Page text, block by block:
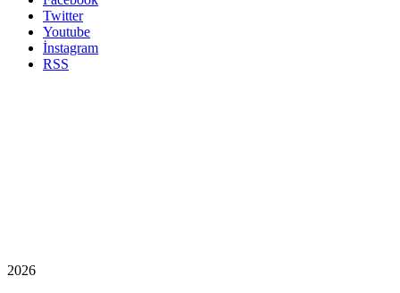
Twitter
Youtube
İnstagram
RSS
2026